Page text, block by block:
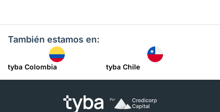
También estamos en:
tyba Colombia tyba Chile